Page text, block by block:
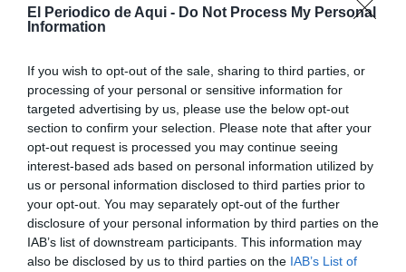
El Periodico de Aqui - Do Not Process My Personal
Information
If you wish to opt-out of the sale, sharing to third parties, or
processing of your personal or sensitive information for
targeted advertising by us, please use the below opt-out
section to confirm your selection. Please note that after your
opt-out request is processed you may continue seeing
interest-based ads based on personal information utilized by
us or personal information disclosed to third parties prior to
your opt-out. You may separately opt-out of the further
disclosure of your personal information by third parties on the
IAB’s list of downstream participants. This information may
also be disclosed by us to third parties on the IAB’s List of
todo el personal del departamento de Juventud e Infancia
es recompensado y que el camino es el adecuado, que es
con plenos derechos y, por tanto, se les reconoce y así se les
trata. Esta es la línea en la que vamos a seguir, no tratar a
los niños como si fueran el futuro y tratarlos como lo que
son: el presente».
El presidente del Comité Autonómico Comunitat
Valenciana UNICEF, en nombre de UNICEF Comité Español,